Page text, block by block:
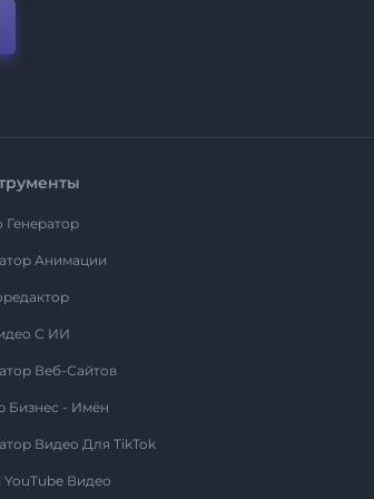
Анимации
С ИИ
Веб-Сайтов
Бизнес - Имён
Видео Для TikTok
Видео